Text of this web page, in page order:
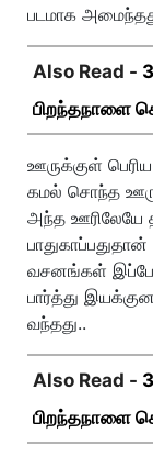
படமாக
Also Read -
பிறந்தநாளை
ஊருக்குள்
கமல் சொந்த
அந்த ஊரிலேயே
வசனங்கள்
பார்த்து
வந்தது..
Also Read -
பிறந்தநாளை